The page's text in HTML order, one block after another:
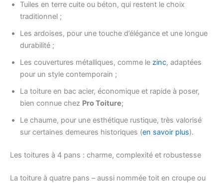
Tuiles en terre cuite ou béton, qui restent le choix
traditionnel ;
Les ardoises, pour une touche d’élégance et une longue
durabilité ;
Les couvertures métalliques, comme le zinc, adaptées
pour un style contemporain ;
La toiture en bac acier, économique et rapide à poser,
bien connue chez Pro Toiture;
Le chaume, pour une esthétique rustique, très valorisé
sur certaines demeures historiques (en savoir plus).
Les toitures à 4 pans : charme, complexité et robustesse
La toiture à quatre pans – aussi nommée toit en croupe ou